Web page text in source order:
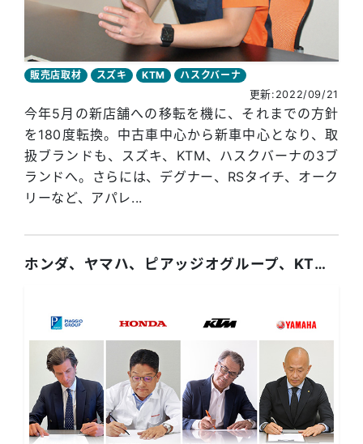
販売店取材 スズキ KTM
ハスクバーナ
更新:2022/09/21
今年5月の新店舗への移転を機に、それまでの方針
を180度転換。中古車中心から新車中心となり、取
扱ブランドも、スズキ、KTM、ハスクバーナの3ブ
ランドへ。さらには、デグナー、RSタイチ、オーク
リーなど、アパレ...
ホンダ、ヤマハ、ピアッジオグループ、KTMが交換式バッテリーコンソーシアム設立に向けた合意書を締結